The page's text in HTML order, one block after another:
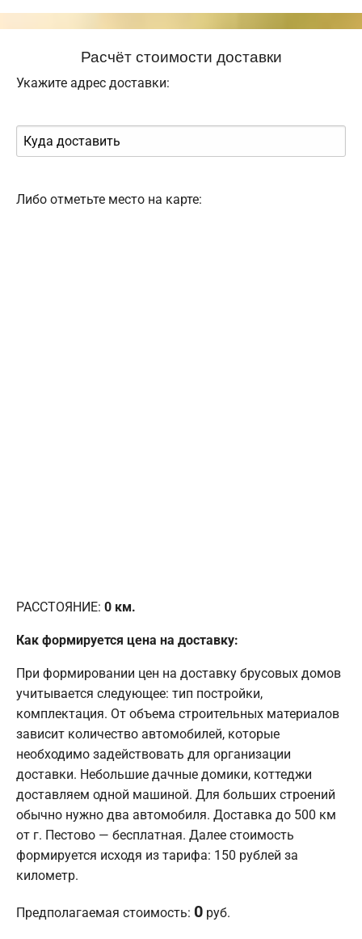
Расчёт стоимости доставки
Укажите адрес доставки:
Либо отметьте место на карте:
РАССТОЯНИЕ: 0 км.
Как формируется цена на доставку:
При формировании цен на доставку брусовых домов
учитывается следующее: тип постройки,
комплектация. От объема строительных материалов
зависит количество автомобилей, которые
необходимо задействовать для организации
доставки. Небольшие дачные домики, коттеджи
доставляем одной машиной. Для больших строений
обычно нужно два автомобиля. Доставка до 500 км
от г. Пестово — бесплатная. Далее стоимость
формируется исходя из тарифа: 150 рублей за
километр.
Предполагаемая стоимость: 0 руб.